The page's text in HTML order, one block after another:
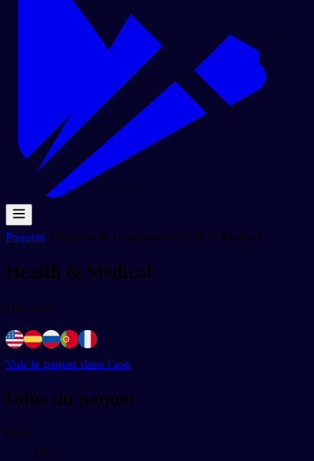
Paquets/Medicine & Healthcare/Health & Medical
Health & Medical
100 mots
Voir le paquet dans l'app
Infos du paquet
Mots
100